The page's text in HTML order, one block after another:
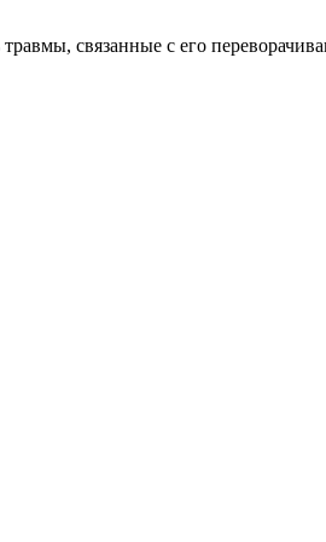
связанные с его